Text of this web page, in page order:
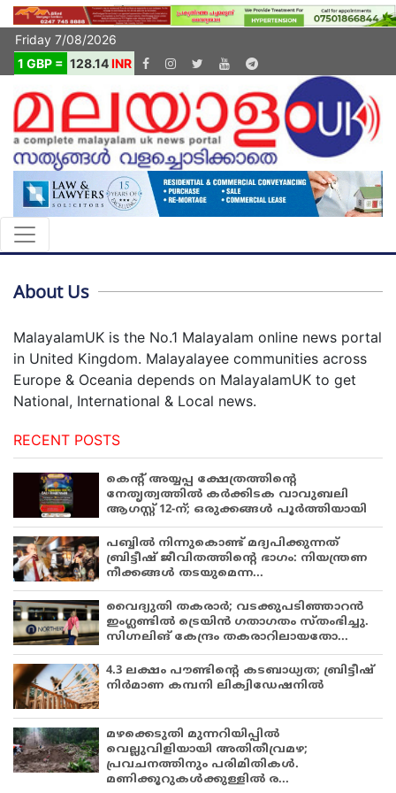
Friday 7/08/2026
1 GBP = 128.14INR
About Us
MalayalamUK is the No.1 Malayalam online news portal
in United Kingdom. Malayalayee communities across
Europe & Oceania depends on MalayalamUK to get
National, International & Local news.
RECENT POSTS
കെന്റ് അയ്യപ്പ ക്ഷേത്രത്തിന്റെ
നേതൃത്വത്തിൽ കർക്കിടക വാവുബലി
ആഗസ്റ്റ് 12-ന്; ഒരുക്കങ്ങൾ പൂർത്തിയായി
പബ്ബില്‍ നിന്നുകൊണ്ട് മദ്യപിക്കുന്നത്
ബ്രിട്ടീഷ് ജീവിതത്തിന്റെ ഭാഗം: നിയന്ത്രണ
നീക്കങ്ങള്‍ തടയുമെന്ന...
വൈദ്യുതി തകരാർ; വടക്കുപടിഞ്ഞാറൻ
ഇംഗ്ലണ്ടിൽ ട്രെയിൻ ഗതാഗതം സ്തംഭിച്ചു.
സിഗ്നലിങ് കേന്ദ്രം തകരാറിലായതോ...
4.3 ലക്ഷം പൗണ്ടിന്റെ കടബാധ്യത; ബ്രിട്ടീഷ്
നിർമാണ കമ്പനി ലിക്വിഡേഷനിൽ
മഴക്കെടുതി മുന്നറിയിപ്പിൽ
വെല്ലുവിളിയായി അതിതീവ്രമഴ;
പ്രവചനത്തിനും പരിമിതികൾ.
മണിക്കൂറുകൾക്കുള്ളിൽ ര...